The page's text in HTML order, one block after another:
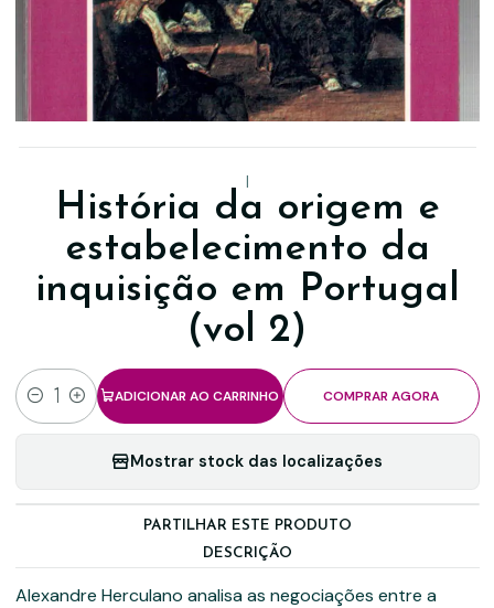
|
História da origem e
estabelecimento da
inquisição em Portugal
(vol 2)
Quantidade
ADICIONAR AO CARRINHO COMPRAR AGORA
Mostrar stock das localizações
PARTILHAR ESTE PRODUTO
DESCRIÇÃO
Alexandre Herculano analisa as negociações entre a